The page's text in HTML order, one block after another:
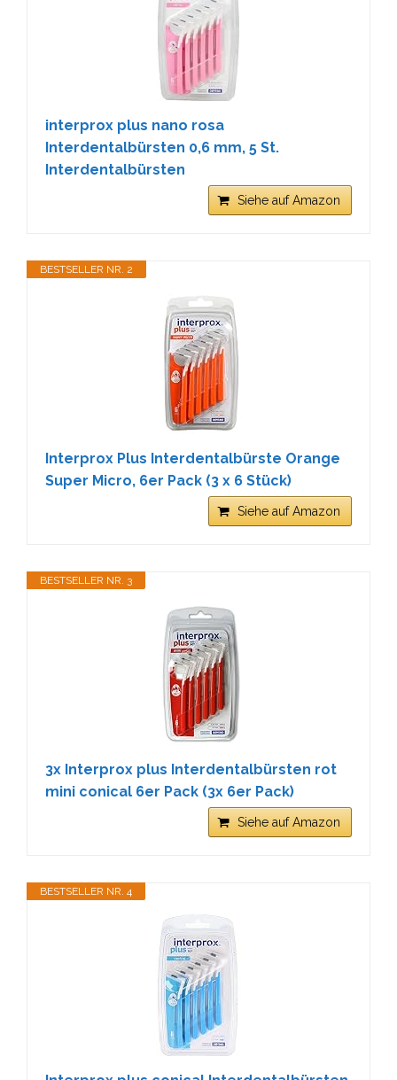
interprox plus nano rosa
Interdentalbürsten 0,6 mm, 5 St.
Interdentalbürsten
Siehe auf Amazon
BESTSELLER NR. 2
Interprox Plus Interdentalbürste Orange
Super Micro, 6er Pack (3 x 6 Stück)
Siehe auf Amazon
BESTSELLER NR. 3
3x Interprox plus Interdentalbürsten rot
mini conical 6er Pack (3x 6er Pack)
Siehe auf Amazon
BESTSELLER NR. 4